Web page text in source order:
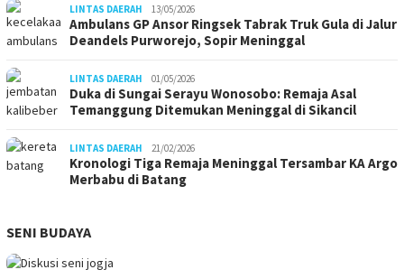
LINTAS DAERAH 13/05/2026
Ambulans GP Ansor Ringsek Tabrak Truk Gula di Jalur
Deandels Purworejo, Sopir Meninggal
LINTAS DAERAH 01/05/2026
Duka di Sungai Serayu Wonosobo: Remaja Asal
Temanggung Ditemukan Meninggal di Sikancil
LINTAS DAERAH 21/02/2026
Kronologi Tiga Remaja Meninggal Tersambar KA Argo
Merbabu di Batang
SENI BUDAYA